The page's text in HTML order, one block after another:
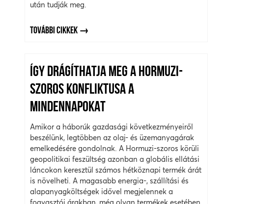
után tudják meg.
TOVÁBBI CIKKEK
ÍGY DRÁGÍTHATJA MEG A HORMUZI-
SZOROS KONFLIKTUSA A
MINDENNAPOKAT
Amikor a háborúk gazdasági következményeiről
beszélünk, legtöbben az olaj- és üzemanyagárak
emelkedésére gondolnak. A Hormuzi-szoros körüli
geopolitikai feszültség azonban a globális ellátási
láncokon keresztül számos hétköznapi termék árát
is növelheti. A magasabb energia-, szállítási és
alapanyagköltségek idővel megjelennek a
fogyasztói árakban, még olyan termékek esetében